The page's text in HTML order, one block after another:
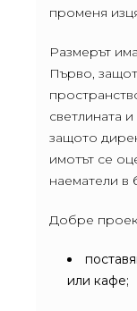
променя
Размерът
Първо,
светлината
защото
имотът се
наематели в
Добре
или кафе;